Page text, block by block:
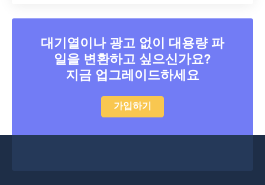
대기열이나 광고 없이 대용량 파
일을 변환하고 싶으신가요?
지금 업그레이드하세요
가입하기